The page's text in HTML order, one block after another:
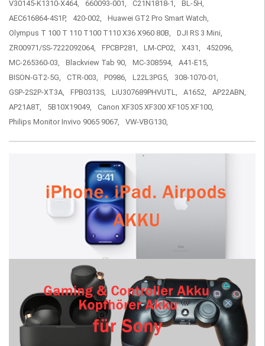
V30145-K1310-X464, 660093-001, C21N1818-1,
BL-5H,
AEC616864-4S1P,
420-002,
Huawei GT2 Pro Smart Watch,
Olympus T 100 T 110 T100 T110 X36 X960 80B,
DJI RS 3 Mini,
ZR00971/SS-7222092064,
FPCBP281, LM-CP02, X431,
452096,
MC-265360-03,
Blackview Tab 90, MC-308594,
A41-E15,
BISON-GT2-5G,
CTR-003, P0986, L22L3PG5,
308-1070-01,
GSP-2S2P-XT3A,
FPB0313S, LiU307689PHVUTL, A1652,
AP22ABN,
AP21A8T,
5B10X19049,
Canon XF305 XF300 XF105 XF100,
Philips Monitor Invivo 9065 9067,
VW-VBG130,